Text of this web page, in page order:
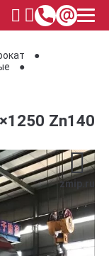
Zn140
zmip.ru